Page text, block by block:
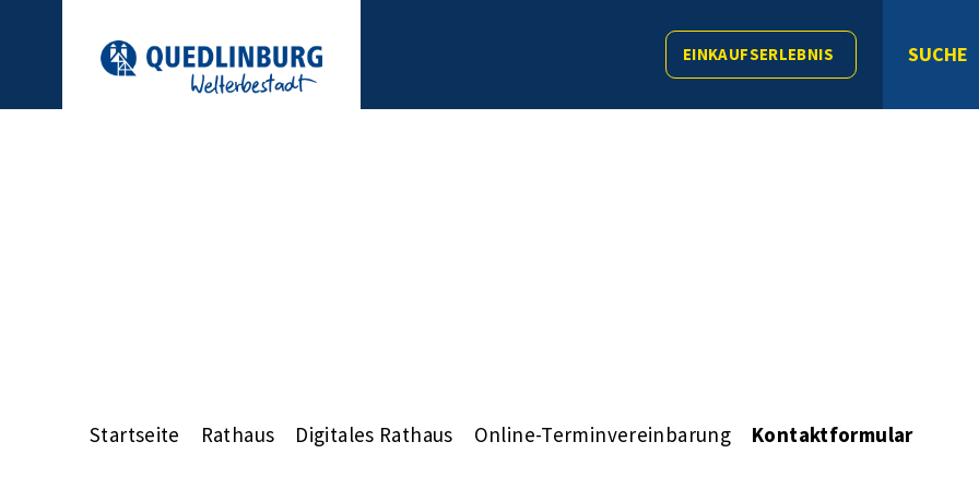
EINKAUFSERLEBNIS SUCHE
Startseite Rathaus Digitales Rathaus Online-Terminvereinbarung Kontaktformular